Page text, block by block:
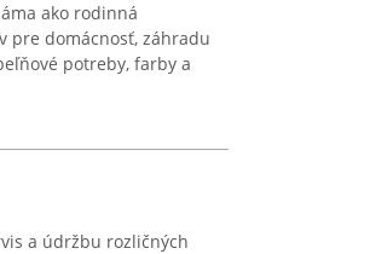
ako rodinná
pre domácnosť, záhradu
potreby, farby a
a údržbu rozličných